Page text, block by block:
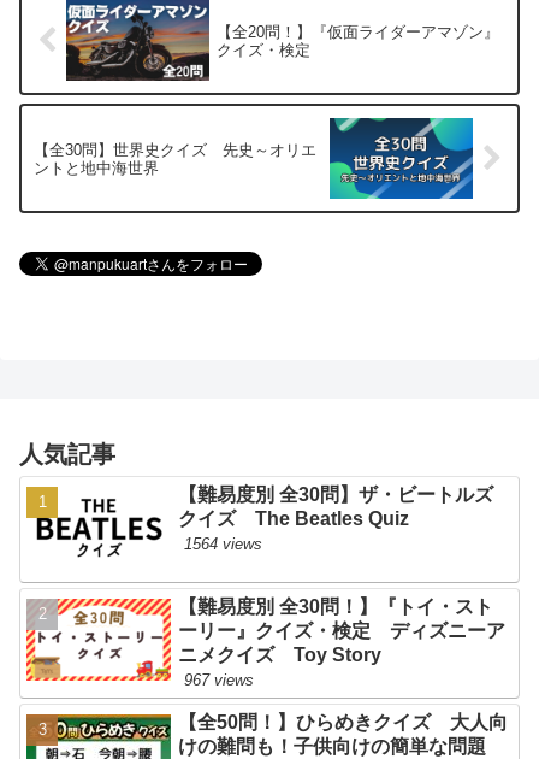
【全20問！】『仮面ライダーアマゾン』
クイズ・検定
【全30問】世界史クイズ 先史～オリエ
ントと地中海世界
人気記事
【難易度別 全30問】ザ・ビートルズ
クイズ The Beatles Quiz
1564 views
【難易度別 全30問！】『トイ・スト
ーリー』クイズ・検定 ディズニーア
ニメクイズ Toy Story
967 views
【全50問！】ひらめきクイズ 大人向
けの難問も！子供向けの簡単な問題